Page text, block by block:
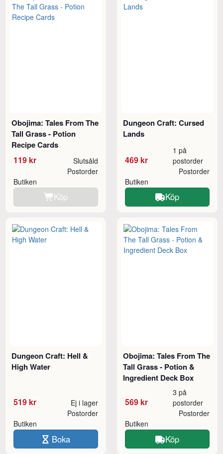
Obojima: Tales From The
Tall Grass - Potion
Recipe Cards
119 kr Slutsåld
Butiken
Postorder
Köp
Dungeon Craft: Cursed
Lands
469 kr
1 på
postorder
Butiken
Postorder
Köp
Dungeon Craft: Hell &
High Water
519 kr Ej i lager
Butiken
Postorder
Boka
Obojima: Tales From The
Tall Grass - Potion &
Ingredient Deck Box
569 kr
3 på
postorder
Butiken
Postorder
Köp